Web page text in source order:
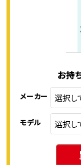
お持
メーカー
モデル